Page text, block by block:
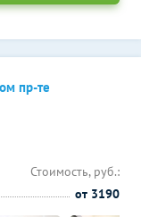
пр-те
Стоимость, руб.:
от 3190